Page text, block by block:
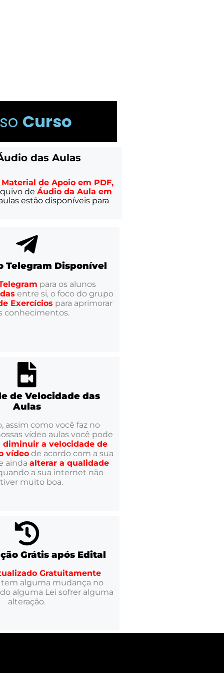
Curso
das Aulas
Material de Apoio em PDF,
de Áudio da Aula em
estão
Telegram Disponível
para os alunos
entre si, o foco do grupo
Exercícios para aprimorar
conhecimentos.
de Velocidade das
Aulas
assim como você faz no
vídeo aulas você pode
diminuir a velocidade de
vídeo de acordo com a sua
aindaalterar a qualidade
a sua internet não
muito boa.
Grátis após Edital
Gratuitamente
alguma mudança no
alguma Lei sofrer alguma
alteração.